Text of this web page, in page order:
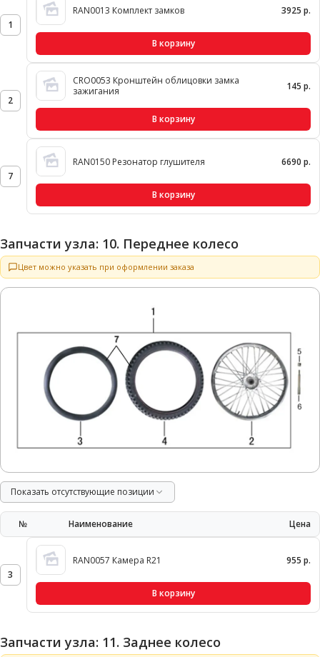
1
RAN0013 Комплект замков 3925 р.
В корзину
2
CRO0053 Кронштейн облицовки замка
зажигания
145 р.
В корзину
7
RAN0150 Резонатор глушителя 6690 р.
В корзину
Запчасти узла: 10. Переднее колесо
Цвет можно указать при оформлении заказа
Показать отсутствующие позиции
№ Наименование Цена
3
RAN0057 Камера R21 955 р.
В корзину
Запчасти узла: 11. Заднее колесо